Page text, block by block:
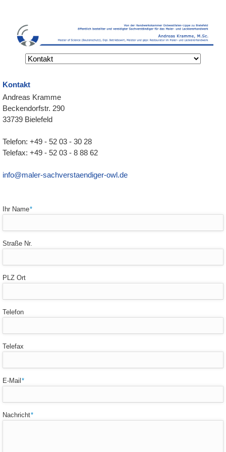
Navigation
Kontakt
Andreas Kramme
Beckendorfstr. 290
33739 Bielefeld
Telefon: +49 - 52 03 - 30 28
Telefax: +49 - 52 03 - 8 88 62
info@maler-sachverstaendiger-owl.de
Pflichtfeld
Ihr Name*
Straße Nr.
PLZ Ort
Telefon
Telefax
Pflichtfeld
E-Mail *
Pflichtfeld
Nachricht*